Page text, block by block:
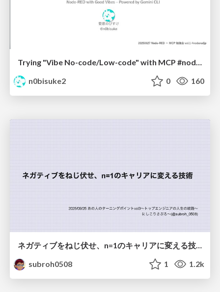
Trying "Vibe No-code/Low-code" with MCP #noderedjp
n0bisuke2
0 160
subroh0508
1 1.2k